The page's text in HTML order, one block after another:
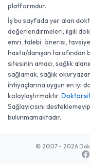
platformdur.
İş bu sayfada yer alan
değerlendirmeleri, ilgili
emri, talebi, önerisi,
hasta/danışan tarafından
sitesinin amacı, sağlık
sağlamak, sağlık
ihtiyaçlarına uygun en iyi
kolaylaştırmaktır.
Sağlayıcısını
bulunmamaktadır.
© 2007 - 2026